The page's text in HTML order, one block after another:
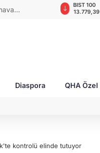
BIST 100
13.779,39
Diaspora QHA Özel
kontrolü elinde tutuyor